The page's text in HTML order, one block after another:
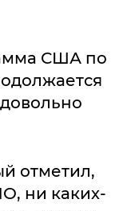
США по
отметил,
ни каких-